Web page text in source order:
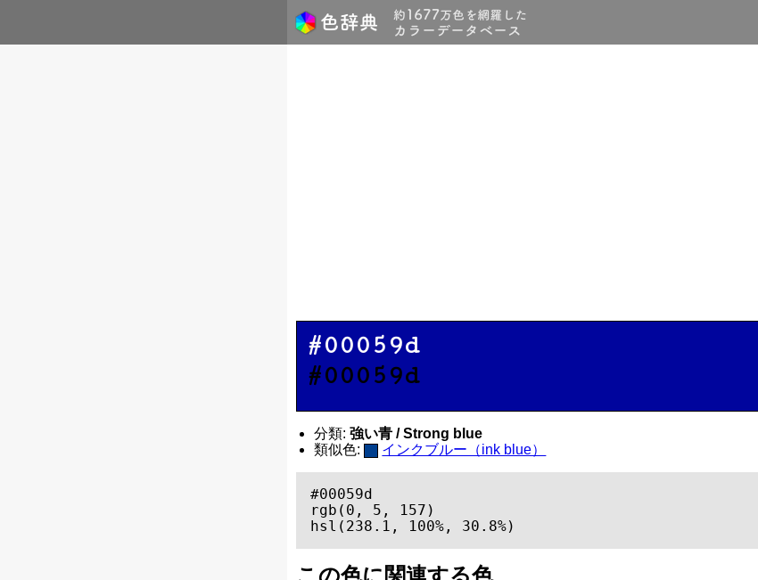
#00059d
#00059d
分類: 強い青 / Strong blue
類似色:
インクブルー（ink blue）
#00059d
rgb(0, 5, 157)
hsl(238.1, 100%, 30.8%)
この色に関連する色